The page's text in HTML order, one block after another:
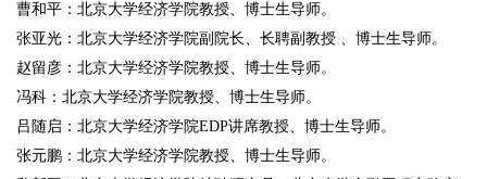
曹和平：北京大学经济学院教授、博士生导师。
张亚光：北京大学经济学院副院长、长聘副教授 、博士生导师。
赵留彦：北京大学经济学院教授、博士生导师。
冯科：北京大学经济学院教授、博士生导师。
吕随启：北京大学经济学院EDP讲席教授、博士生导师。
张元鹏：北京大学经济学院教授、博士生导师。